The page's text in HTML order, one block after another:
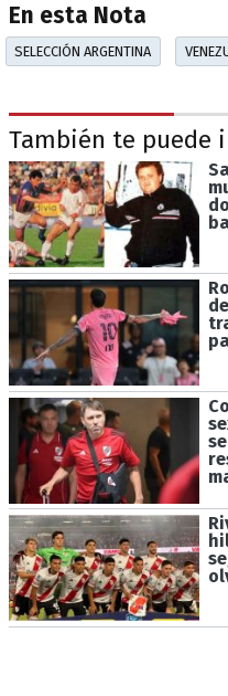
En esta Nota
SELECCIÓN ARGENTINA
También te puede